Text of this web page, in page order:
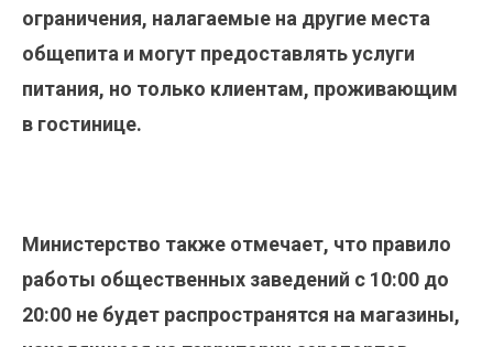
ограничения, налагаемые на другие места
общепита и могут предоставлять услуги
питания, но только клиентам, проживающим
в гостинице.
Министерство также отмечает, что правило
работы общественных заведений с 10:00 до
20:00 не будет распространятся на магазины,